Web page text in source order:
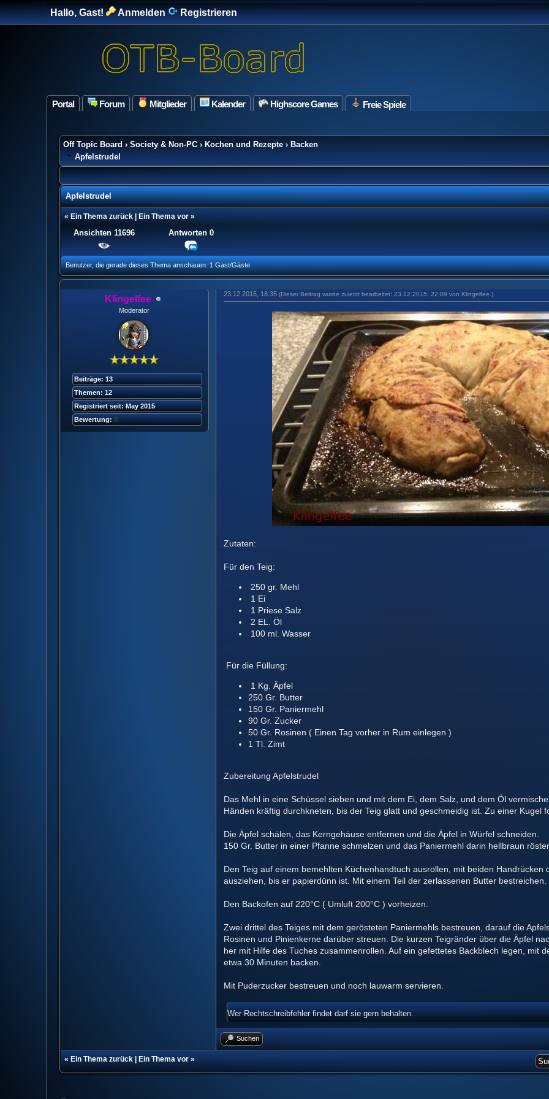
Hallo, Gast! Anmelden Registrieren
Portal Forum Mitglieder Kalender Highscore Games Freie Spiele
Off Topic Board › Society & Non-PC › Kochen und Rezepte › Backen
Apfelstrudel
Apfelstrudel
«Ein Thema zurück Ein Thema vor »
Ansichten 11696 Antworten 0
0 Bewertung(en) - 0 im Durchschnitt
Benutzer, die gerade dieses Thema anschauen: 1 Gast/Gäste
Klingelfee
Moderator
Beiträge: 13
Themen: 12
Registriert seit: May 2015
Bewertung:0
23.12.2015, 18:35 (Dieser Beitrag wurde zuletzt bearbeitet: 23.12.2015, 22:09 von Klingelfee .)
Zutaten:
Für den Teig:
250 gr. Mehl
1 Ei
1 Priese Salz
2 EL. Öl
100 ml. Wasser
Für die Füllung:
1 Kg. Äpfel
250 Gr. Butter
150 Gr. Paniermehl
90 Gr. Zucker
50 Gr. Rosinen ( Einen Tag vorher in Rum einlegen )
1 Tl. Zimt
Zubereitung Apfelstrudel
Das Mehl in eine Schüssel sieben und mit dem Ei, dem Salz, und dem Öl
Händen kräftig durchkneten, bis der Teig glatt und geschmeidig ist. Zu einer Kugel
Die Äpfel schälen, das Kerngehäuse entfernen und die Äpfel in Würfel schneiden.
150 Gr. Butter in einer Pfanne schmelzen und das Paniermehl darin hellbraun
Den Teig auf einem bemehlten Küchenhandtuch ausrollen, mit beiden
ausziehen, bis er papierdünn ist. Mit einem Teil der zerlassenen Butter bestreichen.
Den Backofen auf 220°C ( Umluft 200°C ) vorheizen.
Zwei drittel des Teiges mit dem gerösteten Paniermehls bestreuen, darauf die
Rosinen und Pinienkerne darüber streuen. Die kurzen Teigränder über die Äpfel
her mit Hilfe des Tuches zusammenrollen. Auf ein gefettetes Backblech legen, mit
etwa 30 Minuten backen.
Mit Puderzucker bestreuen und noch lauwarm servieren.
Wer Rechtschreibfehler findet darf sie gern behalten.
Suchen
« Ein Thema zurück Ein Thema vor »